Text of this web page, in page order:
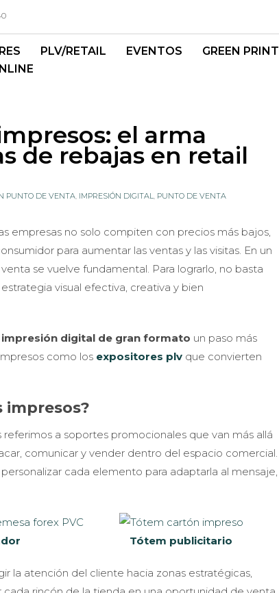
PLV/RETAIL EVENTOS GREEN PRINT
el arma
de rebajas en retail
PUNTO DE VENTA, IMPRESIÓN DIGITAL, PUNTO DE VENTA
empresas no solo compiten con precios más bajos,
para aumentar las ventas y las visitas. En un
se vuelve fundamental. Para lograrlo, no basta
visual efectiva, creativa y bien
impresión digital de gran formato un paso más
como los expositores plv que convierten
impresos?
a soportes promocionales que van más allá
comunicar y vender dentro del espacio comercial.
cada elemento para adaptarla al mensaje,
Tótem publicitario
la atención del cliente hacia zonas estratégicas,